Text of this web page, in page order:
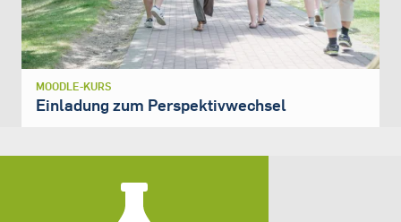
MOODLE-KURS
Einladung zum Perspektivwechsel